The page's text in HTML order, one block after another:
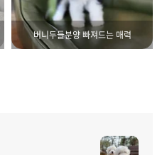
버니두들분양 빠져드는 매력